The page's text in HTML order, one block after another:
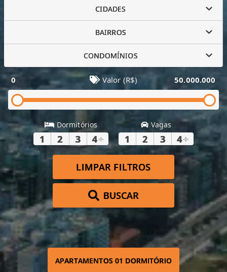
CIDADES
BAIRROS
CONDOMÍNIOS
0 Valor (R$) 50.000.000
Dormitórios
1 2 3 4+
Vagas
1 2 3 4+
LIMPAR FILTROS
BUSCAR
APARTAMENTOS 01 DORMITÓRIO